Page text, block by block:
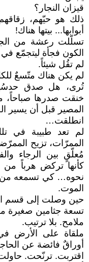
قيزان النجار؟
ذلك هو حيّهم،
أبوابها... بيتها هناك!
تسلّلت رعشة من
الكون فجأة ليتجمّع
لم تقُل شيئاً.
لم يكن هناك متّسعٌ
تُرى، هل صدق
خنقت صدرها صباحاً،
المصير قبل أن يسير
انطلقت…
لم تعد طبيبة في
الممرّات، تزيح
مُعلّقٍ بين الرجاء
كأنها تركض هرباً من
نحوه… كي تسمعه من
الموت.
حين وصلت إلى قسم
تسعة جثامين صغيرة
ملامح. بلا ترتيب.
ملقاة على الأرض في
أوراقٌ فائضة عن
اقتربت. ترنّحت.